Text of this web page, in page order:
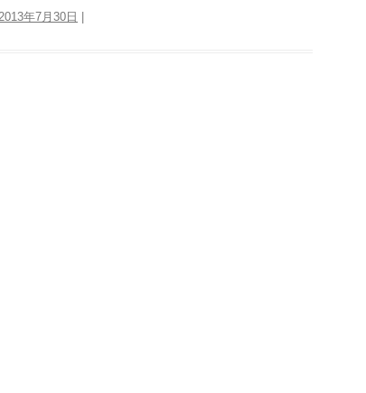
年7月30日